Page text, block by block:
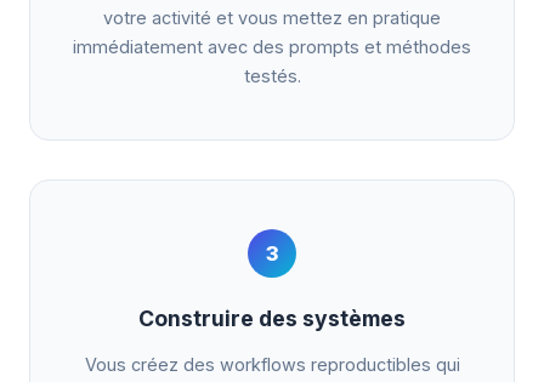
votre activité et vous mettez en pratique
immédiatement avec des prompts et méthodes
testés.
3
Construire des systèmes
Vous créez des workflows reproductibles qui